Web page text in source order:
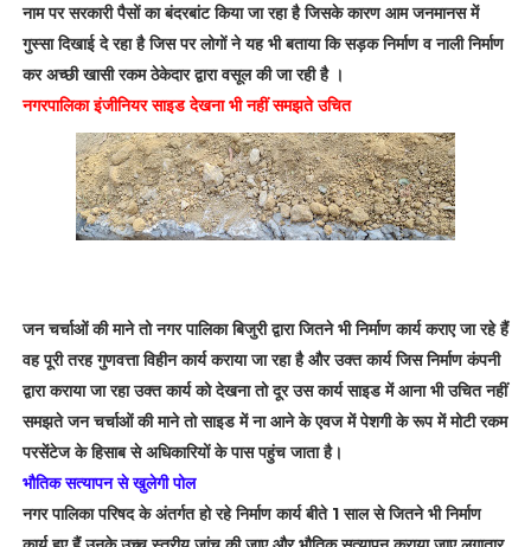
नाम पर सरकारी पैसों का बंदरबांट किया जा रहा है जिसके कारण आम जनमानस में
गुस्सा दिखाई दे रहा है जिस पर लोगों ने यह भी बताया कि सड़क निर्माण व नाली निर्माण
कर अच्छी खासी रकम ठेकेदार द्वारा वसूल की जा रही है ।
नगरपालिका इंजीनियर साइड देखना भी नहीं समझते उचित
जन चर्चाओं की माने तो नगर पालिका बिजुरी द्वारा जितने भी निर्माण कार्य कराए जा रहे हैं
वह पूरी तरह गुणवत्ता विहीन कार्य कराया जा रहा है और उक्त कार्य जिस निर्माण कंपनी
द्वारा कराया जा रहा उक्त कार्य को देखना तो दूर उस कार्य साइड में आना भी उचित नहीं
समझते जन चर्चाओं की माने तो साइड में ना आने के एवज में पेशगी के रूप में मोटी रकम
परसेंटेज के हिसाब से अधिकारियों के पास पहुंच जाता है।
भौतिक सत्यापन से खुलेगी पोल
नगर पालिका परिषद के अंतर्गत हो रहे निर्माण कार्य बीते 1 साल से जितने भी निर्माण